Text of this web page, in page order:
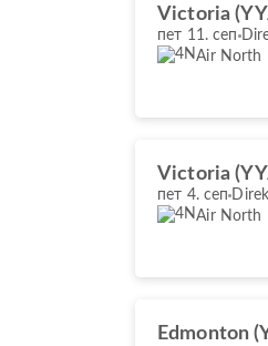
Victoria
пет 11. сеп
Air North
Victoria
пет 4. сеп
Air North
Edmonton